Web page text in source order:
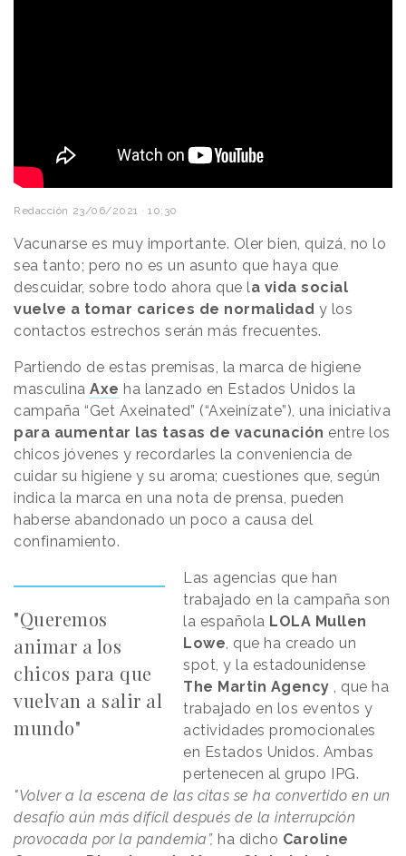
Redacción 23/06/2021 · 10:30
Vacunarse es muy importante. Oler bien, quizá, no lo
sea tanto; pero no es un asunto que haya que
descuidar, sobre todo ahora que la vida social
vuelve a tomar carices de normalidad y los
contactos estrechos serán más frecuentes.
Partiendo de estas premisas, la marca de higiene
masculina Axe ha lanzado en Estados Unidos la
campaña “Get Axeinated” (“Axeinízate”), una iniciativa
para aumentar las tasas de vacunación entre los
chicos jóvenes y recordarles la conveniencia de
cuidar su higiene y su aroma; cuestiones que, según
indica la marca en una nota de prensa, pueden
haberse abandonado un poco a causa del
confinamiento.
"Queremos
animar a los
chicos para que
vuelvan a salir al
mundo"
Las agencias que han
trabajado en la campaña son
la española LOLA Mullen
Lowe, que ha creado un
spot, y la estadounidense
The Martin Agency , que ha
trabajado en los eventos y
actividades promocionales
en Estados Unidos. Ambas
pertenecen al grupo IPG.
"Volver a la escena de las citas se ha convertido en un
desafío aún más difícil después de la interrupción
provocada por la pandemia”, ha dicho Caroline